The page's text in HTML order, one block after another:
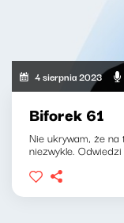
4 sierpnia 2023
Biforek 61
Nie ukrywam, że
niezwykle. Odwiedzi